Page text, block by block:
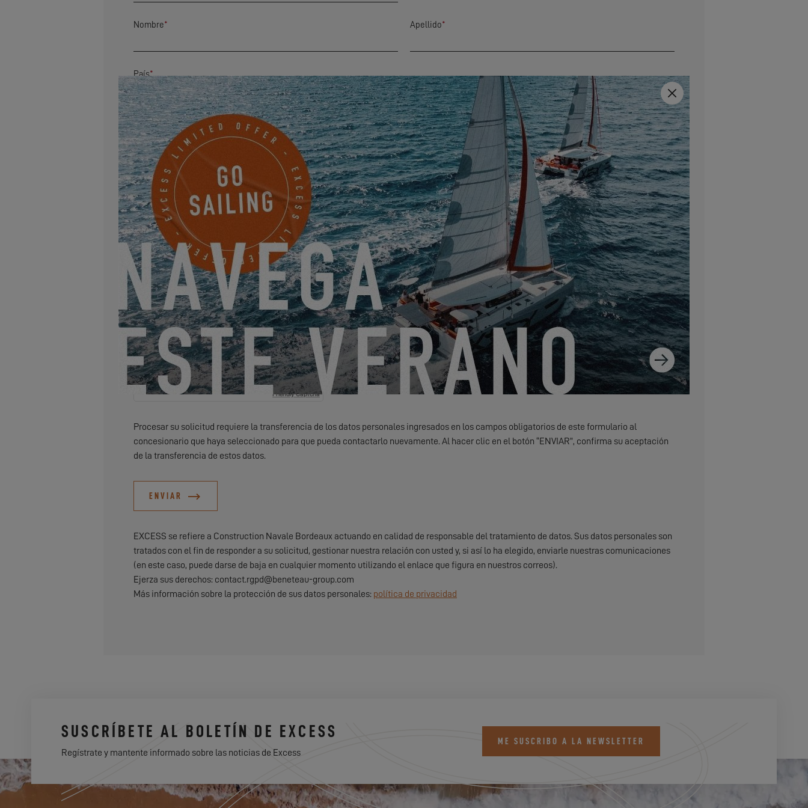
Nombre* Apellido*
País*
Código postal* Ciudad*
Dirección
Correo electrónico Mobile
¿Algo que compartir con nosotros?
Deseo recibir por correo electrónico noticias, eventos y ofertas de EXCESS.
Friendly Captcha
Procesar su solicitud requiere la transferencia de los datos personales ingresados ​​en los campos obligatorios de este formulario al
concesionario que haya seleccionado para que pueda contactarlo nuevamente. Al hacer clic en el botón “ENVIAR”, confirma su aceptación
de la transferencia de estos datos.
ENVIAR
EXCESS se refiere a Construction Navale Bordeaux actuando en calidad de responsable del tratamiento de datos. Sus datos personales son
tratados con el fin de responder a su solicitud, gestionar nuestra relación con usted y, si así lo ha elegido, enviarle nuestras comunicaciones
(en este caso, puede darse de baja en cualquier momento utilizando el enlace que figura en nuestros correos).
Ejerza sus derechos: contact.rgpd@beneteau-group.com
Más información sobre la protección de sus datos personales: política de privacidad
SUSCRÍBETE AL BOLETÍN DE EXCESS
Regístrate y mantente informado sobre las noticias de Excess
ME SUSCRIBO A LA NEWSLETTER
Close